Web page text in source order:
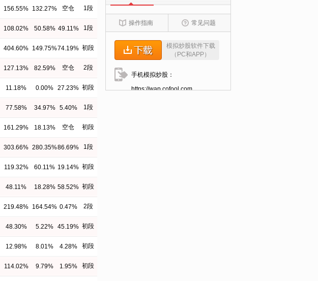
156.55% 132.27% 空仓 1段
108.02% 50.58% 49.11% 1段
404.60% 149.75%74.19% 初段
127.13% 82.59% 空仓 2段
11.18% 0.00% 27.23% 初段
77.58% 34.97% 5.40% 1段
161.29% 18.13% 空仓 初段
303.66% 280.35%86.69% 1段
119.32% 60.11% 19.14% 初段
48.11% 18.28% 58.52% 初段
219.48% 164.54% 0.47% 2段
48.30% 5.22% 45.19% 初段
12.98% 8.01% 4.28% 初段
114.02% 9.79% 1.95% 初段
操作指南 常见问题
模拟炒股软件下载
（PC和APP）
手机模拟炒股：
https://wap.cofool.com